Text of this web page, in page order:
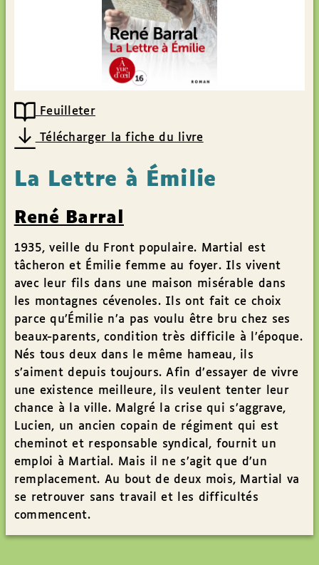
Feuilleter
Télécharger la fiche du livre
La Lettre à Émilie
René Barral
1935, veille du Front populaire. Martial est
tâcheron et Émilie femme au foyer. Ils vivent
avec leur fils dans une maison misérable dans
les montagnes cévenoles. Ils ont fait ce choix
parce qu’Émilie n’a pas voulu être bru chez ses
beaux-parents, condition très difficile à l’époque.
Nés tous deux dans le même hameau, ils
s’aiment depuis toujours. Afin d’essayer de vivre
une existence meilleure, ils veulent tenter leur
chance à la ville. Malgré la crise qui s’aggrave,
Lucien, un ancien copain de régiment qui est
cheminot et responsable syndical, fournit un
emploi à Martial. Mais il ne s’agit que d’un
remplacement. Au bout de deux mois, Martial va
se retrouver sans travail et les difficultés
commencent.